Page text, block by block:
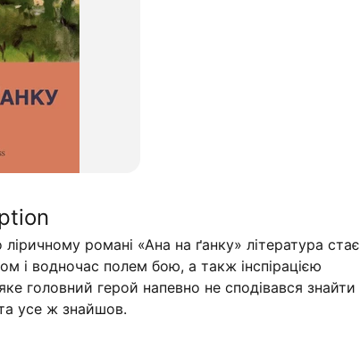
ліричному романі «Ана на ґанку» література стає
і водночас полем бою, а такж інспірацією
головний герой напевно не сподівався знайти
та усе ж знайшов.